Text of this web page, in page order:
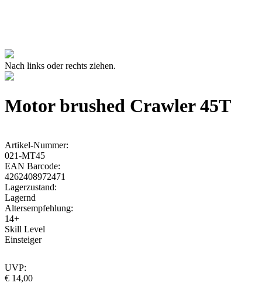
Nach links oder rechts ziehen.
Motor brushed Crawler 45T
Artikel-Nummer:
021-MT45
EAN Barcode:
4262408972471
Lagerzustand:
Lagernd
Altersempfehlung:
14+
Skill Level
Einsteiger
UVP:
€ 14,00